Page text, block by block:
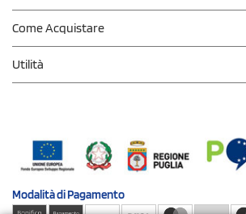
Come Acquistare
Utilità
Modalità diPagamento